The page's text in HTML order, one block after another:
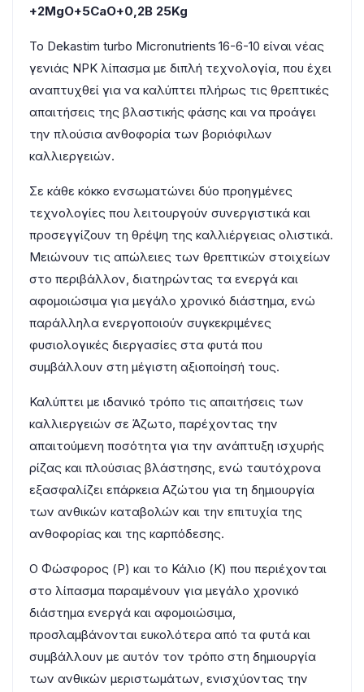
+2MgO+5CaO+0,2B 25Kg
Το Dekastim turbo Micronutrients 16-6-10 είναι νέας
γενιάς NPK λίπασμα με διπλή τεχνολογία, που έχει
αναπτυχθεί για να καλύπτει πλήρως τις θρεπτικές
απαιτήσεις της βλαστικής φάσης και να προάγει
την πλούσια ανθοφορία των βοριόφιλων
καλλιεργειών.
Σε κάθε κόκκο ενσωματώνει δύο προηγμένες
τεχνολογίες που λειτουργούν συνεργιστικά και
προσεγγίζουν τη θρέψη της καλλιέργειας ολιστικά.
Μειώνουν τις απώλειες των θρεπτικών στοιχείων
στο περιβάλλον, διατηρώντας τα ενεργά και
αφομοιώσιμα για μεγάλο χρονικό διάστημα, ενώ
παράλληλα ενεργοποιούν συγκεκριμένες
φυσιολογικές διεργασίες στα φυτά που
συμβάλλουν στη μέγιστη αξιοποίησή τους.
Καλύπτει με ιδανικό τρόπο τις απαιτήσεις των
καλλιεργειών σε Άζωτο, παρέχοντας την
απαιτούμενη ποσότητα για την ανάπτυξη ισχυρής
ρίζας και πλούσιας βλάστησης, ενώ ταυτόχρονα
εξασφαλίζει επάρκεια Αζώτου για τη δημιουργία
των ανθικών καταβολών και την επιτυχία της
ανθοφορίας και της καρπόδεσης.
Ο Φώσφορος (P) και το Κάλιο (K) που περιέχονται
στο λίπασμα παραμένουν για μεγάλο χρονικό
διάστημα ενεργά και αφομοιώσιμα,
προσλαμβάνονται ευκολότερα από τα φυτά και
συμβάλλουν με αυτόν τον τρόπο στη δημιουργία
των ανθικών μεριστωμάτων, ενισχύοντας την